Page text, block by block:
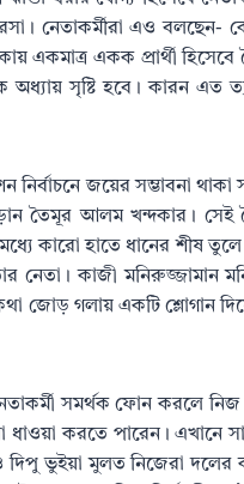
এও বলছেন-
একমাত্র একক প্রার্থী হিসেবে
সৃষ্টি হবে। কারন এত
জয়ের সম্ভাবনা থাকা
তৈমূর আলম খন্দকার। সেই
কারো হাতে ধানের শীষ তুলে
কাজী মনিরুজ্জামান
জোড় গলায় একটি শ্লোগান
সমর্থক ফোন করলে নিজ
ধাওয়া করতে পারেন। এখানে
ভুইয়া মুলত নিজেরা দলের